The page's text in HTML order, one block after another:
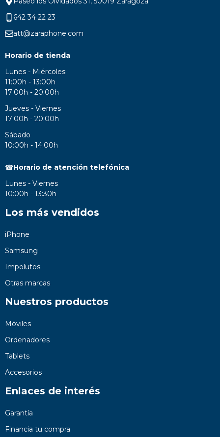
642 34 22 23
att@zaraphone.com
Horario de tienda
Lunes - Miércoles
11:00h - 13:00h
17:00h - 20:00h
Jueves - Viernes
17:00h - 20:00h
Sábado
10:00h - 14:00h
☎Horario de atención telefónica
Lunes - Viernes
10:00h - 13:30h
Los más vendidos
iPhone
Samsung
Impolutos
Otras marcas
Nuestros productos
Móviles
Ordenadores
Tablets
Accesorios
Enlaces de interés
Garantía
Financia tu compra